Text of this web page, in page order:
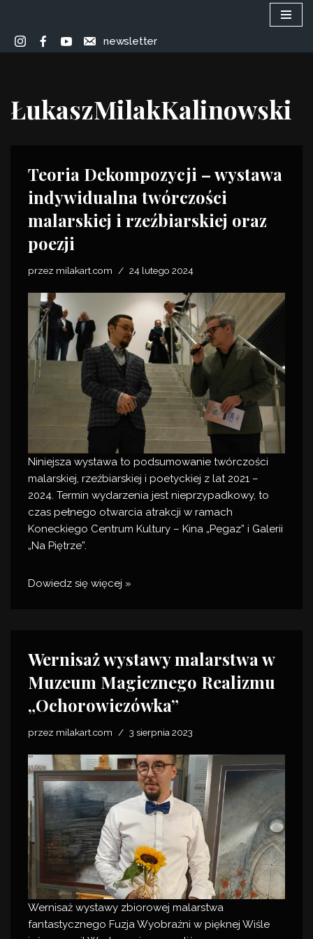
Przejdź
do
newsletter
ŁukaszMilakKalinowski
Teoria Dekompozycji – wystawa
indywidualna twórczości
malarskiej i rzeźbiarskiej oraz
poezji
przez milakart.com 24 lutego 2024
Niniejsza wystawa to podsumowanie twórczości
malarskiej, rzeźbiarskiej i poetyckiej z lat 2021 –
2024. Termin wydarzenia jest nieprzypadkowy, to
czas pełnego otwarcia atrakcji w ramach
Koneckiego Centrum Kultury – Kina „Pegaz” i Galerii
„Na Piętrze”.
Dowiedz się więcej »
Wernisaż wystawy malarstwa w
Muzeum Magicznego Realizmu
„Ochorowiczówka”
przez milakart.com 3 sierpnia 2023
Wernisaż wystawy zbiorowej malarstwa
fantastycznego Fuzja Wyobraźni w pięknej Wiśle